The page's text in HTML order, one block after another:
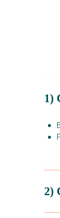
1)
2)